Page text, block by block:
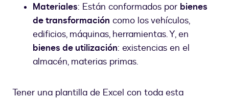
Materiales: Están conformados por bienes
de transformación como los vehículos,
edificios, máquinas, herramientas. Y, en
bienes de utilización: existencias en el
almacén, materias primas.
Tener una plantilla de Excel con toda esta